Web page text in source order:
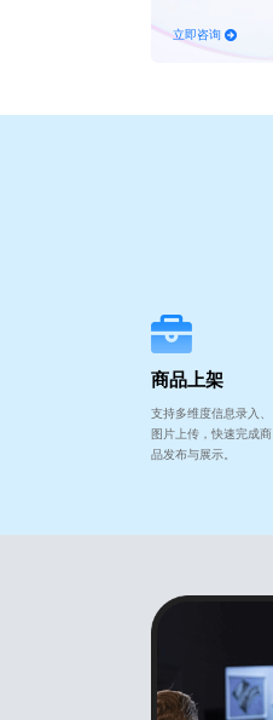
立即咨询
商品上架
支持多维度信息录入、
图片上传，快速完成商
品发布与展示。